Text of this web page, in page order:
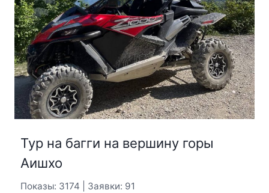
Тур на багги на вершину горы
Аишхо
Показы: 3174 | Заявки: 91